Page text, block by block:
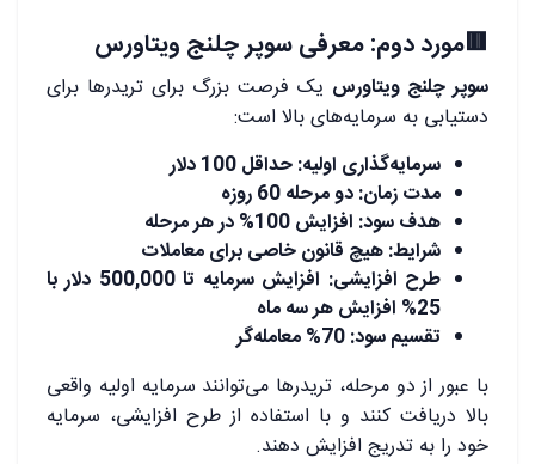
🟥مورد دوم: معرفی سوپر چلنج ویتاورس
سوپر چلنج ویتاورس یک فرصت بزرگ برای تریدرها برای
دستیابی به سرمایه‌های بالا است:
سرمایه‌گذاری اولیه: حداقل 100 دلار
مدت زمان: دو مرحله 60 روزه
هدف سود: افزایش 100% در هر مرحله
شرایط: هیچ قانون خاصی برای معاملات
طرح افزایشی: افزایش سرمایه تا 500,000 دلار با
25% افزایش هر سه ماه
تقسیم سود: 70% معامله‌گر
با عبور از دو مرحله، تریدرها می‌توانند سرمایه اولیه واقعی
بالا دریافت کنند و با استفاده از طرح افزایشی، سرمایه
خود را به تدریج افزایش دهند.